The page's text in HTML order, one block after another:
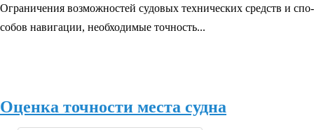
Ограничения возможностей судовых технических средств и спо­
собов навигации, необходимые точность...
Оценка точности места судна